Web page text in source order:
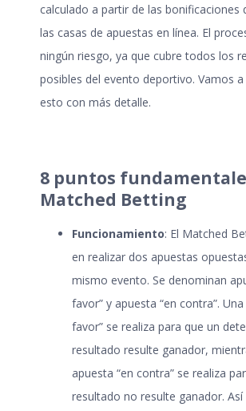
calculado a partir de las bonificaciones
las casas de apuestas en línea. El
ningún riesgo, ya que cubre todos los
posibles del evento deportivo. Vamos
esto con más detalle.
8 puntos
Matched Betting
Funcionamiento: El Matched
en realizar dos apuestas
mismo evento. Se denominan
favor” y apuesta “en contra”.
favor” se realiza para que un
resultado resulte ganador,
apuesta “en contra” se realiza
resultado no resulte ganador. Así